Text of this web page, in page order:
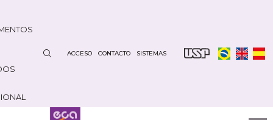
contenido
ACCESO CONTACTO SISTEMAS